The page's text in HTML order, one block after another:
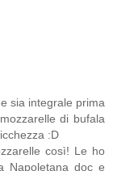
sia integrale prima
di bufala
:D
così! Le ho
Napoletana doc e